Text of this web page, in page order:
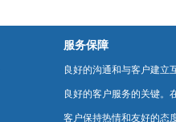
服务保障
良好的沟通和与客户建立
良好的客户服务的关键。
客户保持热情和友好的态